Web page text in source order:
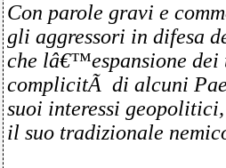
Con parole gravi e
gli aggressori in difesa
che lâ€™espansione dei
complicitÃ di alcuni
suoi interessi
il suo tradizionale